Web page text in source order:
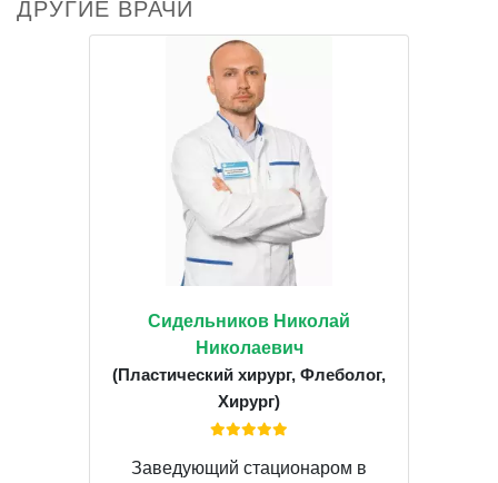
ДРУГИЕ ВРАЧИ
Сидельников Николай
Николаевич
(Пластический хирург, Флеболог,
Хирург)
Заведующий стационаром в